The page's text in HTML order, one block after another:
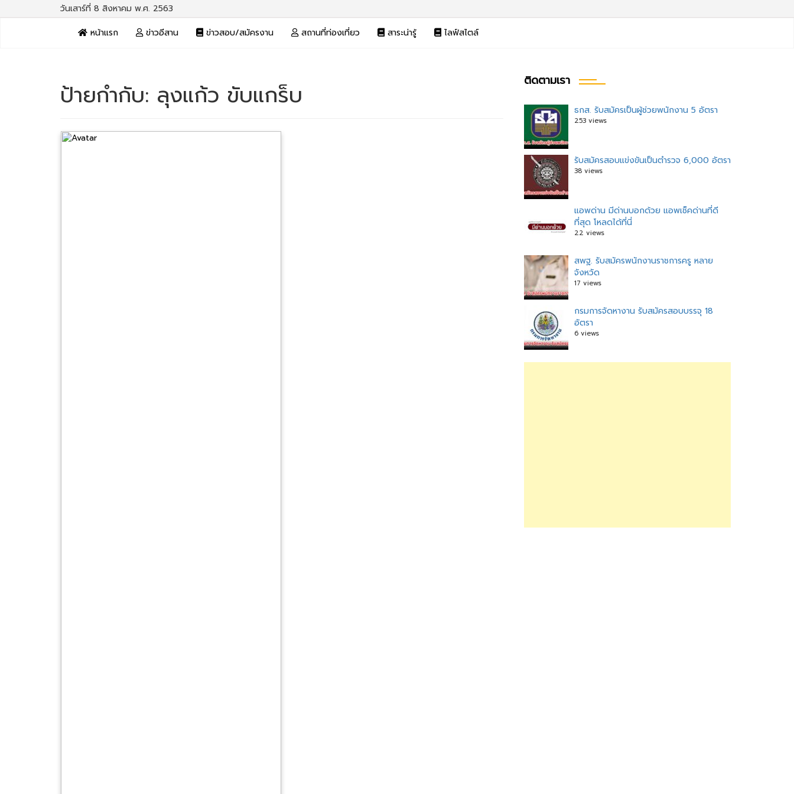
วันเสาร์ที่ 8 สิงหาคม พ.ศ. 2563
หน้าแรก
ข่าวอีสาน ข่าวสอบ/สมัครงาน สถานที่ท่องเที่ยว สาระน่ารู้ ไลฟ์สไตล์
ป้ายกำกับ: ลุงแก้ว ขับแกร็บ ติดตามเรา
ธกส. รับสมัครเป็นผู้ช่วยพนักงาน 5 อัตรา
253 views
รับสมัครสอบแข่งขันเป็นตำรวจ 6,000 อัตรา
38 views
แอพด่าน มีด่านบอกด้วย แอพเช็คด่านที่ดี
ที่สุด โหลดได้ที่นี่
22 views
สพฐ. รับสมัครพนักงานราชการครู หลาย
จังหวัด
17 views
กรมการจัดหางาน รับสมัครสอบบรรจุ 18
อัตรา
6 views